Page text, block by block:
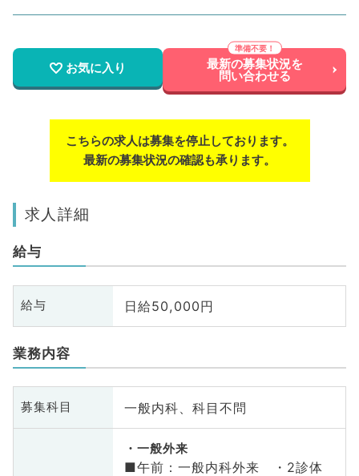
お気に入り 最新の募集状況を
問い合わせる
こちらの求人は募集を停止しております。
最新の募集状況の確認も承ります。
求人詳細
給与
給与 日給50,000円
業務内容
募集科目 一般内科、科目不問
一般外来
■午前：一般内科外来 ・2診体